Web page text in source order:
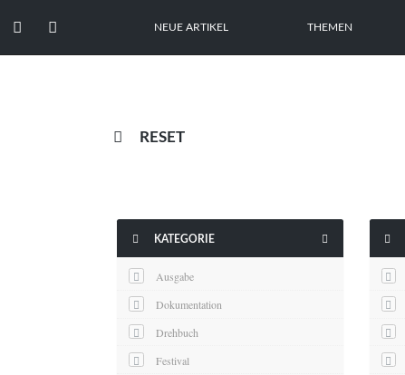
  NEUE ARTIKEL THEMEN
 RESET
 KATEGORIE 
Ausgabe
Dokumentation
Drehbuch
Festival
